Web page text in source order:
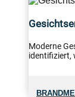
Moderne
identifiziert,